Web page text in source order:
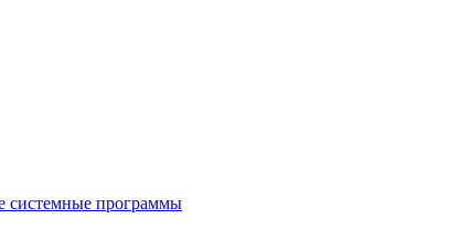
системные программы